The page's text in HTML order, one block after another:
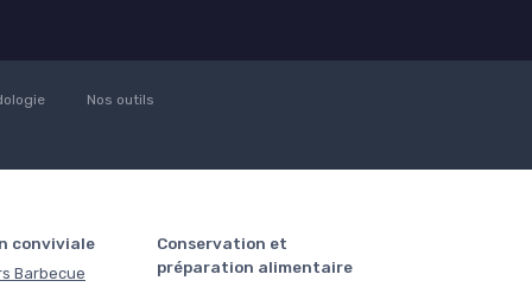
Nos outils
conviviale
Barbecue
Conservation et
préparation alimentaire